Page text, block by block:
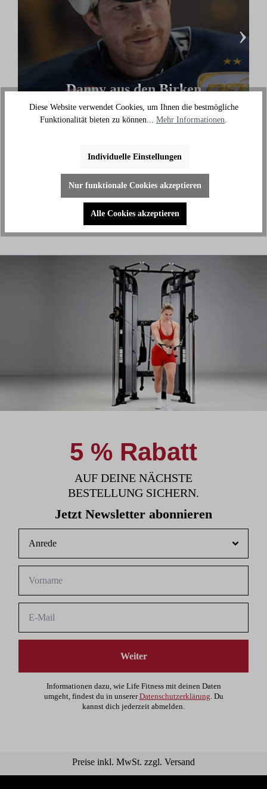
Danny aus den Birken
(Eishockey Olympionike & 3-facher deutscher
Meister)
außerhalb des Eises an meiner Fitness zu arbeiten."
›
5 % Rabatt
AUF DEINE NÄCHSTE
BESTELLUNG SICHERN.
Jetzt Newsletter abonnieren
Weiter
Informationen dazu, wie Life Fitness mit deinen Daten
umgeht, findest du in unsererDatenschutzerklärung. Du
kannst dich jederzeit abmelden.
Preise inkl. MwSt. zzgl. Versand
Diese Website verwendet Cookies, um Ihnen die bestmögliche
Funktionalität bieten zu können... Mehr Informationen.
Individuelle Einstellungen
Nur funktionale Cookies akzeptieren
Alle Cookies akzeptieren